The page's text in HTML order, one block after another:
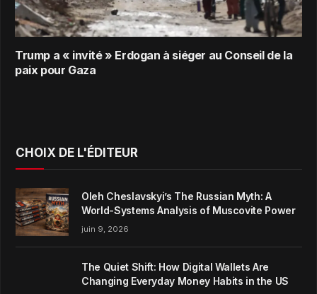
Trump a « invité » Erdogan à siéger au Conseil de la
paix pour Gaza
CHOIX DE L'ÉDITEUR
Oleh Cheslavskyi’s The Russian Myth: A
World-Systems Analysis of Muscovite Power
juin 9, 2026
The Quiet Shift: How Digital Wallets Are
Changing Everyday Money Habits in the US